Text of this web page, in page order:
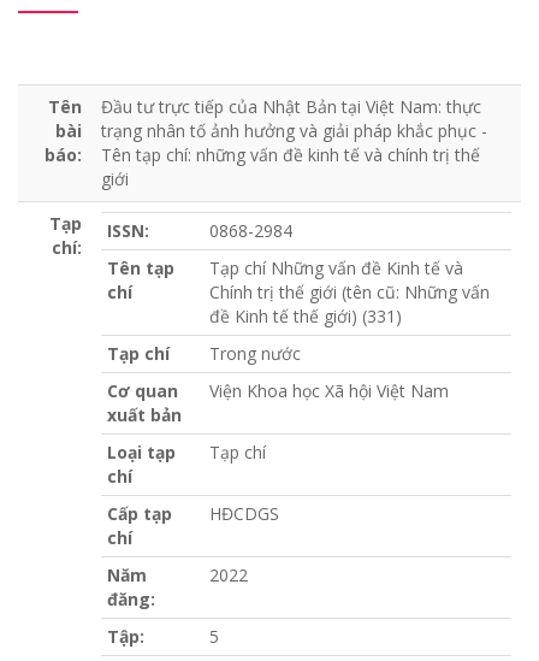
Tên
bài
báo:
Đầu tư trực tiếp của Nhật Bản tại Việt Nam: thực
trạng nhân tố ảnh hưởng và giải pháp khắc phục -
Tên tạp chí: những vấn đề kinh tế và chính trị thế
giới
Tạp
chí:
ISSN:
0868-2984
Tên tạp
chí
Tạp chí Những vấn đề Kinh tế và
Chính trị thế giới (tên cũ: Những vấn
đề Kinh tế thế giới) (331)
Tạp chí
Trong nước
Cơ quan
xuất bản
Viện Khoa học Xã hội Việt Nam
Loại tạp
chí
Tạp chí
Cấp tạp
chí
HĐCDGS
Năm
đăng:
2022
Tập:
5